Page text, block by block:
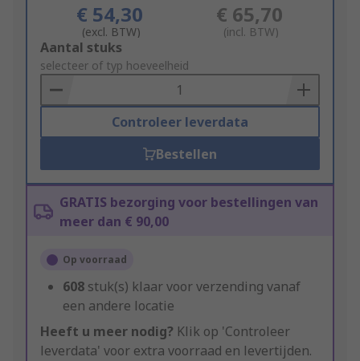
€ 54,30
(excl. BTW)
€ 65,70
(incl. BTW)
Add
to
Basket
Aantal stuks
selecteer of typ hoeveelheid
Controleer leverdata
Bestellen
GRATIS bezorging voor bestellingen van
meer dan € 90,00
Op voorraad
608 stuk(s) klaar voor verzending vanaf
een andere locatie
Heeft u meer nodig? Klik op 'Controleer
leverdata' voor extra voorraad en levertijden.